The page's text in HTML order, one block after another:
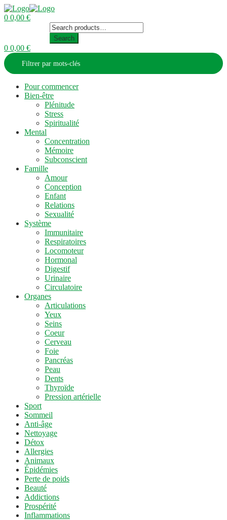
0 0,00 €
Search
for:Search
0 0,00 €
Filtrer par mots-clés
Pour commencer
Bien-être
Plénitude
Stress
Spiritualité
Mental
Concentration
Mémoire
Subconscient
Famille
Amour
Conception
Enfant
Relations
Sexualité
Système
Immunitaire
Respiratoires
Locomoteur
Hormonal
Digestif
Urinaire
Circulatoire
Organes
Articulations
Yeux
Seins
Coeur
Cerveau
Foie
Pancréas
Peau
Dents
Thyroïde
Pression artérielle
Sport
Sommeil
Anti-âge
Nettoyage
Détox
Allergies
Animaux
Épidémies
Perte de poids
Beauté
Addictions
Prospérité
Inflammations